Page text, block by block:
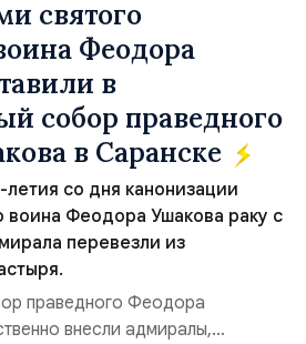
святого
Феодора
в
собор праведного
в Саранске
летия со дня канонизации
воина Феодора Ушакова раку с
перевезли из
праведного Феодора
внесли адмиралы,